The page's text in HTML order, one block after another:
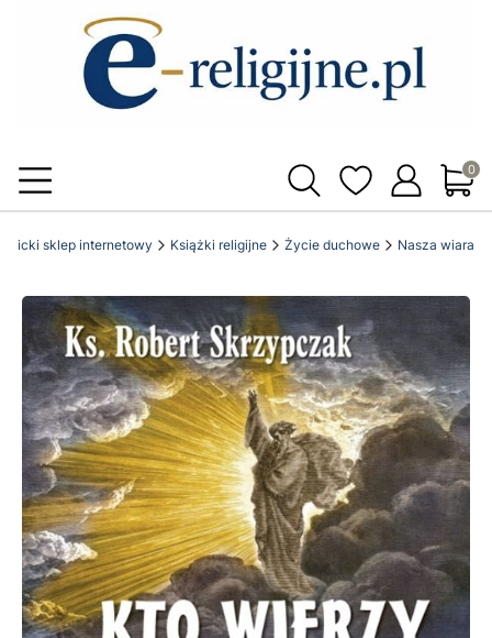
sklep internetowy Książki religijne Życie duchowe Nasza wiara